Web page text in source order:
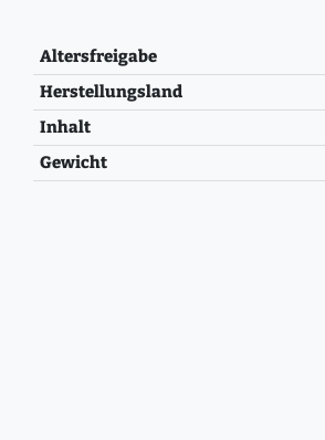
Altersfreigabe
Herstellungsland
Inhalt
Gewicht